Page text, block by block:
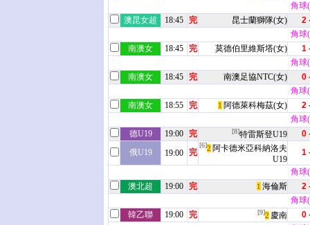
角球
澳昆女超
18:45 完 昆士蘭獅隊(女)
2
角球
南澳女
18:45 完 莫德伯里維斯塔(女)
1
角球
南澳女
18:45 完 南澳足協NTC(女)
0
角球
南澳女
18:55 完 1 阿德萊科梅茲(女)
2
角球
德U19
19:00 完 [8]特雷斯登U19
0
俄U19
19:00 完
[6]2 阿卡德米亞科納洛夫
U19
1
角球
澳北超
19:00 完 1 海倫斯
2
角球
韓乙聯
19:00 完 [9]2 慶南
0